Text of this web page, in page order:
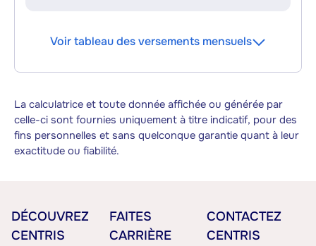
Voir tableau des versements mensuels
La calculatrice et toute donnée affichée ou générée par
celle-ci sont fournies uniquement à titre indicatif, pour des
fins personnelles et sans quelconque garantie quant à leur
exactitude ou fiabilité.
DÉCOUVREZ
CENTRIS
FAITES
CARRIÈRE
CONTACTEZ
CENTRIS